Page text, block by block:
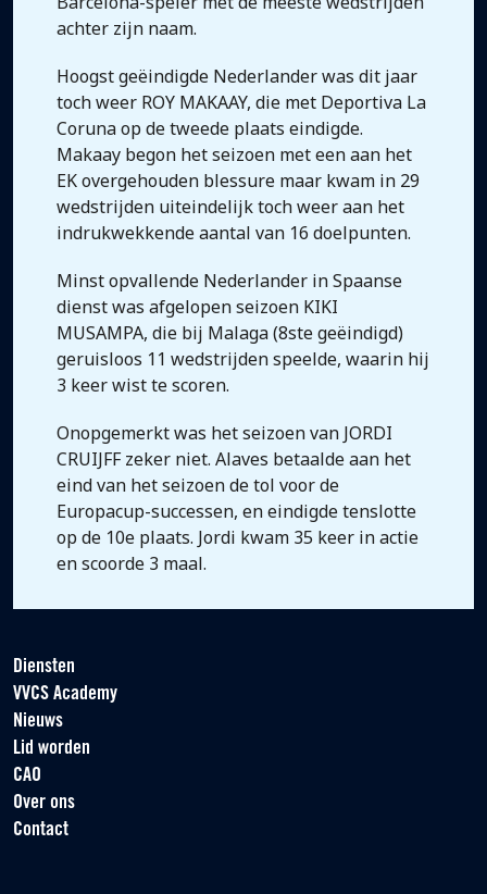
achter zijn naam.
Hoogst geëindigde Nederlander was dit jaar
toch weer ROY MAKAAY, die met Deportiva La
Coruna op de tweede plaats eindigde.
Makaay begon het seizoen met een aan het
EK overgehouden blessure maar kwam in 29
wedstrijden uiteindelijk toch weer aan het
indrukwekkende aantal van 16 doelpunten.
Minst opvallende Nederlander in Spaanse
dienst was afgelopen seizoen KIKI
MUSAMPA, die bij Malaga (8ste geëindigd)
geruisloos 11 wedstrijden speelde, waarin hij
3 keer wist te scoren.
Onopgemerkt was het seizoen van JORDI
CRUIJFF zeker niet. Alaves betaalde aan het
eind van het seizoen de tol voor de
Europacup-successen, en eindigde tenslotte
op de 10e plaats. Jordi kwam 35 keer in actie
en scoorde 3 maal.
Diensten
VVCS Academy
Nieuws
Lid worden
CAO
Over ons
Contact